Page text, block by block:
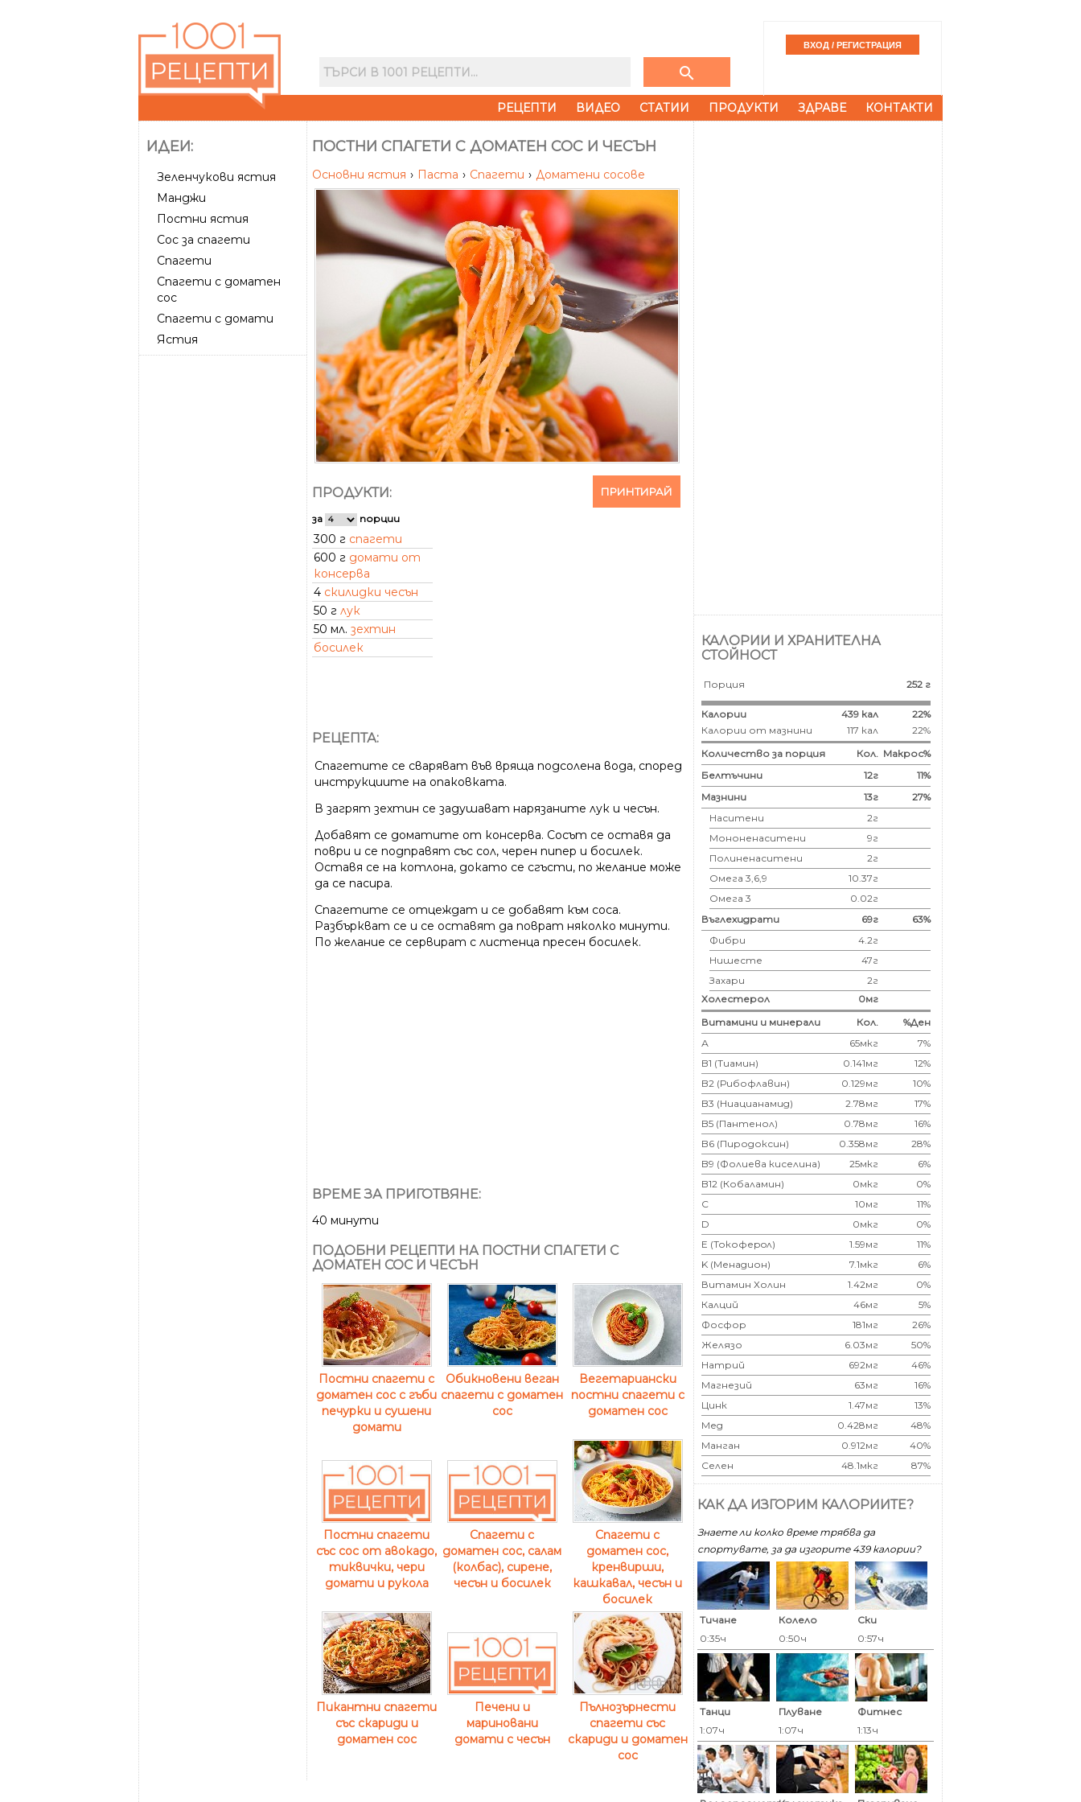
search
РЕЦЕПТИ ВИДЕО СТАТИИ ПРОДУКТИ ЗДРАВЕ КОНТАКТИ
ИДЕИ:
Зеленчукови ястия
Манджи
Постни ястия
Сос за спагети
Спагети
Спагети с доматен
сос
Спагети с домати
Ястия
ПОСТНИ СПАГЕТИ С ДОМАТЕН СОС И ЧЕСЪН
Основни ястия › Паста › Спагети › Доматени сосове
ПРИНТИРАЙ
ПРОДУКТИ:
за порции
300 г спагети
600 г домати от
консерва
4 скилидки чесън
50 г лук
50 мл. зехтин
босилек
РЕЦЕПТА:
Спагетите се сваряват във вряща подсолена вода, според
инструкциите на опаковката.
В загрят зехтин се задушават нарязаните лук и чесън.
Добавят се доматите от консерва. Сосът се оставя да
поври и се подправят със сол, черен пипер и босилек.
Оставя се на котлона, докато се сгъсти, по желание може
да се пасира.
Спагетите се отцеждат и се добавят към соса.
Разбъркват се и се оставят да поврат няколко минути.
По желание се сервират с листенца пресен босилек.
ВРЕМЕ ЗА ПРИГОТВЯНЕ:
40 минути
ПОДОБНИ РЕЦЕПТИ НА ПОСТНИ СПАГЕТИ С
ДОМАТЕН СОС И ЧЕСЪН
Постни спагети с
доматен сос с гъби
печурки и сушени
домати
Обикновени веган
спагети с доматен
сос
Вегетариански
постни спагети с
доматен сос
Постни спагети
със сос от авокадо,
тиквички, чери
домати и рукола
Спагети с
доматен сос, салам
(колбас), сирене,
чесън и босилек
Спагети с
доматен сос,
кренвирши,
кашкавал, чесън и
босилек
Пикантни спагети
със скариди и
доматен сос
Печени и
мариновани
домати с чесън
Пълнозърнести
спагети със
скариди и доматен
сос
КАЛОРИИ И ХРАНИТЕЛНА
СТОЙНОСТ
Порция 252 г
Калории 439 кал
22%
Калории от мазнини
117 кал
22%
Количество за порция
Кол. Макрос%
Белтъчини
12г
11%
Мазнини
13г
27%
Наситени
2г
Мононенаситени
9г
Полиненаситени
2г
Омега 3,6,9
10.37г
Омега 3
0.02г
Въглехидрати
69г
63%
Фибри
4.2г
Нишесте
47г
Захари
2г
Холестерол
0мг
Витамини и минерали
Кол.
%Ден
А
65мкг
7%
B1 (Тиамин)
0.141мг
12%
B2 (Рибофлавин)
0.129мг
10%
B3 (Ниацианамид)
2.78мг
17%
B5 (Пантенол)
0.78мг
16%
B6 (Пиродоксин)
0.358мг
28%
B9 (Фолиева киселина)
25мкг
6%
B12 (Кобаламин)
0мкг
0%
C
10мг
11%
D
0мкг
0%
E (Токоферoл)
1.59мг
11%
K (Менадион)
7.1мкг
6%
Витамин Холин
1.42мг
0%
Калций
46мг
5%
Фосфор
181мг
26%
Желязо
6.03мг
50%
Натрий
692мг
46%
Магнезий
63мг
16%
Цинк
1.47мг
13%
Мед
0.428мг
48%
Манган
0.912мг
40%
Селен
48.1мкг 87%
КАК ДА ИЗГОРИМ КАЛОРИИТЕ?
Знаете ли колко време трябва да
спортувате, за да изгорите 439 калoрии?
Тичане
0:35ч
Колело
0:50ч
Ски
0:57ч
Танци
1:07ч
Плуване
1:07ч
Фитнес
1:13ч